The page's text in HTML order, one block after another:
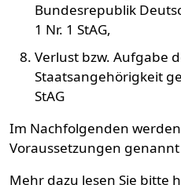
Bundesrepublik
1 Nr. 1 StAG,
Verlust bzw. Aufgabe
Staatsangehörigkeit
StAG
Im Nachfolgenden
Voraussetzungen
Mehr dazu lesen Sie bitte